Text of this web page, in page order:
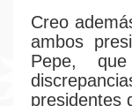
Creo
ambos
Pepe,
presidentes